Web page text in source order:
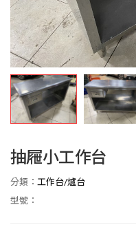
抽屜小工作台
分類： 工作台/爐台
型號：